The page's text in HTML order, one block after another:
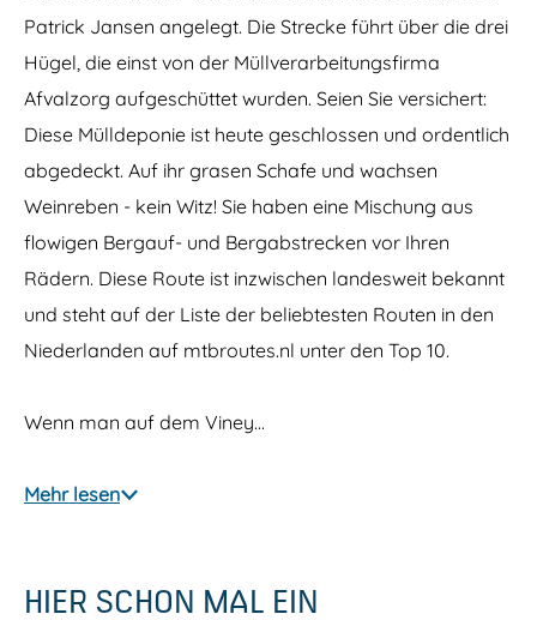
Patrick Jansen angelegt. Die Strecke führt über die drei
Hügel, die einst von der Müllverarbeitungsfirma
Afvalzorg aufgeschüttet wurden. Seien Sie versichert:
Diese Mülldeponie ist heute geschlossen und ordentlich
abgedeckt. Auf ihr grasen Schafe und wachsen
Weinreben - kein Witz! Sie haben eine Mischung aus
flowigen Bergauf- und Bergabstrecken vor Ihren
Rädern. Diese Route ist inzwischen landesweit bekannt
und steht auf der Liste der beliebtesten Routen in den
Niederlanden auf mtbroutes.nl unter den Top 10.
Wenn man auf dem Viney…
Mehr lesen
HIER SCHON MAL EIN